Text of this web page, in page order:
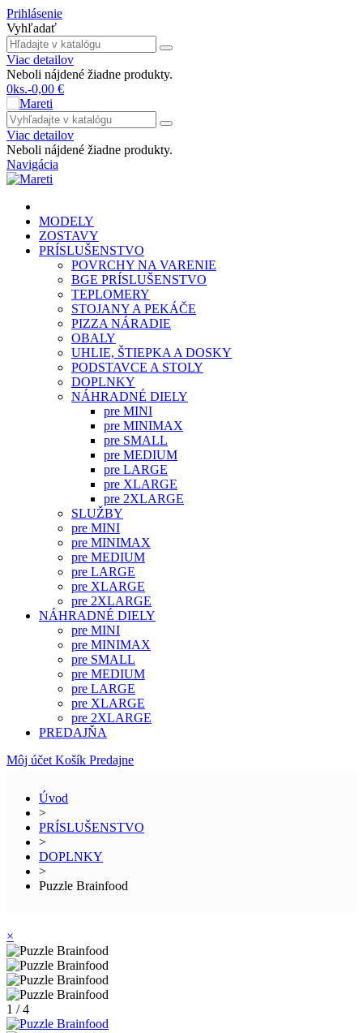
Prihlásenie
Vyhľadať
Viac detailov
Neboli nájdené žiadne produkty.
0ks.-0,00 €
Viac detailov
Neboli nájdené žiadne produkty.
Navigácia
MODELY
ZOSTAVY
PRÍSLUŠENSTVO
POVRCHY NA VARENIE
BGE PRÍSLUŠENSTVO
TEPLOMERY
STOJANY A PEKÁČE
PIZZA NÁRADIE
OBALY
UHLIE, ŠTIEPKA A DOSKY
PODSTAVCE A STOLY
DOPLNKY
NÁHRADNÉ DIELY
pre MINI
pre MINIMAX
pre SMALL
pre MEDIUM
pre LARGE
pre XLARGE
pre 2XLARGE
SLUŽBY
pre MINI
pre MINIMAX
pre MEDIUM
pre LARGE
pre XLARGE
pre 2XLARGE
NÁHRADNÉ DIELY
pre MINI
pre MINIMAX
pre SMALL
pre MEDIUM
pre LARGE
pre XLARGE
pre 2XLARGE
PREDAJŇA
Môj účet Košík Predajne
Úvod
>
PRÍSLUŠENSTVO
>
DOPLNKY
>
Puzzle Brainfood
×
1 / 4